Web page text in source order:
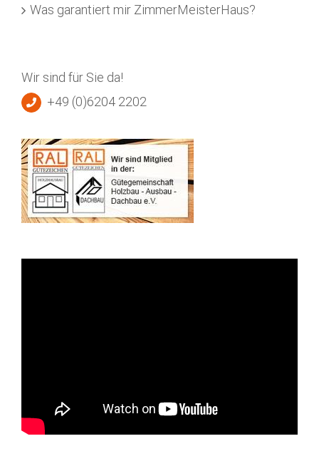
Was garantiert mir ZimmerMeisterHaus?
Wir sind für Sie da!
+49 (0)6204 2202